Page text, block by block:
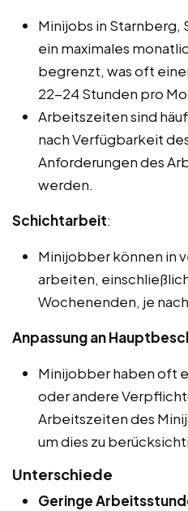
Minijobs in Starnberg,
ein maximales
begrenzt, was oft
22-24 Stunden pro
Arbeitszeiten sind
nach Verfügbarkeit
Anforderungen des
werden.
Schichtarbeit:
Minijobber können in
arbeiten,
Wochenenden, je
Anpassung an
Minijobber haben oft
oder andere
Arbeitszeiten des
um dies zu
Unterschiede
Geringe